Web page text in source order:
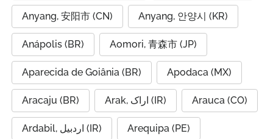
Anyang, 安阳市 (CN) Anyang, 안양시 (KR)
Anápolis (BR) Aomori, 青森市 (JP)
Aparecida de Goiânia (BR) Apodaca (MX)
Aracaju (BR) Arak, اراک (IR) Arauca (CO)
Ardabil, اردبیل (IR) Arequipa (PE)